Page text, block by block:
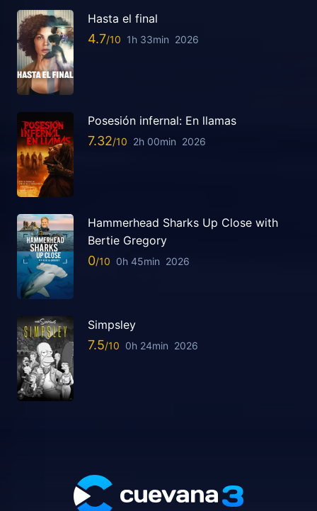
Hasta el final
4.7 1h 33min 2026
Posesión infernal: En llamas
7.32 2h 00min 2026
Hammerhead Sharks Up Close with
Bertie Gregory
0 0h 45min 2026
Simpsley
7.5 0h 24min 2026